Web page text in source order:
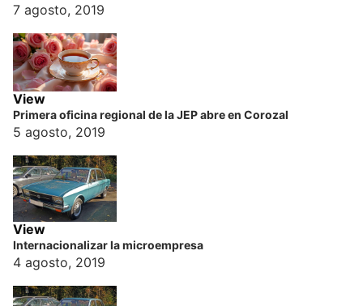
7 agosto, 2019
View
Primera oficina regional de la JEP abre en Corozal
5 agosto, 2019
View
Internacionalizar la microempresa
4 agosto, 2019